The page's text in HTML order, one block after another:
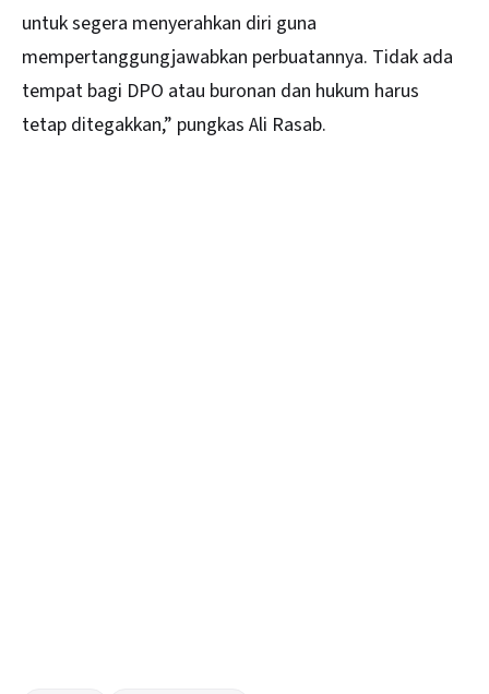
untuk segera menyerahkan diri guna
mempertanggungjawabkan perbuatannya. Tidak ada
tempat bagi DPO atau buronan dan hukum harus
tetap ditegakkan,” pungkas Ali Rasab.